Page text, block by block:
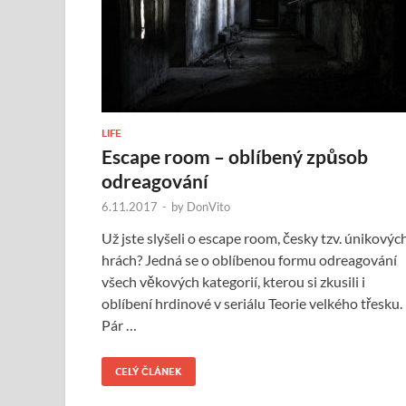
LIFE
Escape room – oblíbený způsob
odreagování
6.11.2017 - by DonVito
Už jste slyšeli o escape room, česky tzv.
hrách? Jedná se o oblíbenou formu odreagování
všech věkových kategorií, kterou si zkusili i
oblíbení hrdinové v seriálu Teorie velkého třesku.
Pár …
CELÝ ČLÁNEK